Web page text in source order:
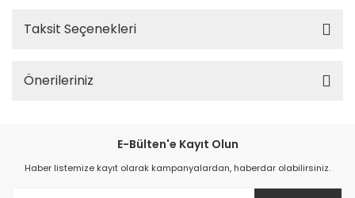
Taksit Seçenekleri
Önerileriniz
E-Bülten'e Kayıt Olun
Haber listemize kayıt olarak kampanyalardan, haberdar olabilirsiniz.